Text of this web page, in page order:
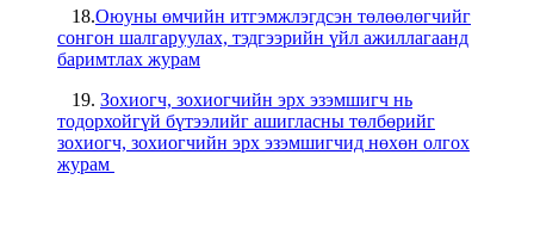
18.Оюуны өмчийн итгэмжлэгдсэн төлөөлөгчийг
сонгон шалгаруулах, тэдгээрийн үйл ажиллагаанд
баримтлах журам
19. Зохиогч, зохиогчийн эрх эзэмшигч нь
тодорхойгүй бүтээлийг ашигласны төлбөрийг
зохиогч, зохиогчийн эрх эзэмшигчид нөхөн олгох
журам